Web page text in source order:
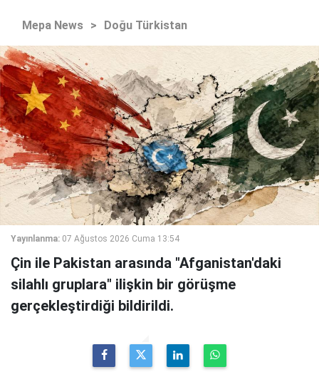
Mepa News > Doğu Türkistan
Yayınlanma: 07 Ağustos 2026 Cuma 13:54
Çin ile Pakistan arasında "Afganistan'daki
silahlı gruplara" ilişkin bir görüşme
gerçekleştirdiği bildirildi.